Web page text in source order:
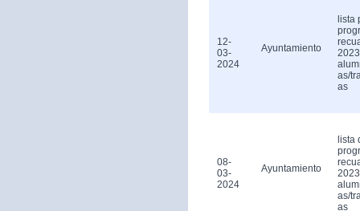
12-
03-
2024
Ayuntamiento
lista
as/
as
08-
03-
2024
Ayuntamiento
lista
as/
as